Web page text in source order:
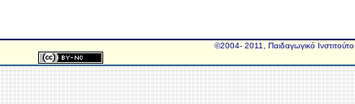
©2004- 2011, Παιδαγωγικό Ινστιτούτο